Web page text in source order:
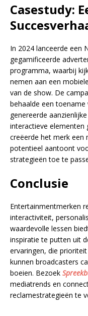
Casestudy:
In 2024 lanceerde een
gegamificeerde
programma, waarbij
nemen aan een
van de show. De
behaalde een toename
genereerde
interactieve elementen
creëerde het merk een
potentieel aantoont
strategieën toe te
Conclusie
Entertainmentmerken
interactiviteit,
waardevolle lessen
inspiratie te putten uit
ervaringen, die
kunnen broadcasters
boeien. Bezoek
mediatrends en
reclamestrategieën te